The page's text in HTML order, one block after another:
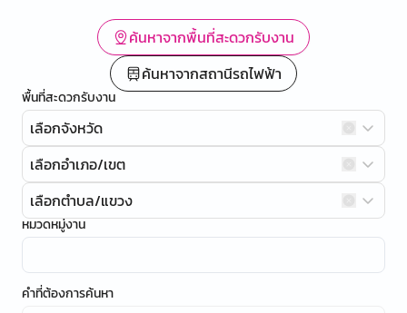
ค้นหาจากพื้นที่สะดวกรับงาน
ค้นหาจากสถานีรถไฟฟ้า
พื้นที่สะดวกรับงาน
เลือกจังหวัด
เลือกอำเภอ/เขต
เลือกตำบล/แขวง
หมวดหมู่งาน
คำที่ต้องการค้นหา